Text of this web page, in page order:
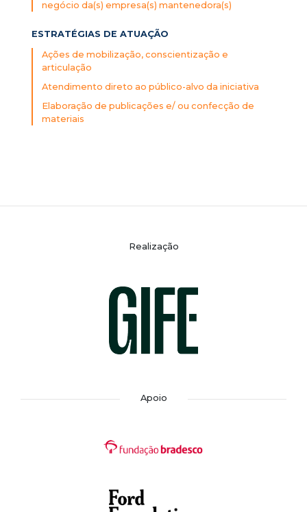
negócio da(s) empresa(s) mantenedora(s)
ESTRATÉGIAS DE ATUAÇÃO
Ações de mobilização, conscientização e
articulação
Atendimento direto ao público-alvo da iniciativa
Elaboração de publicações e/ ou confecção de
materiais
Realização
Apoio